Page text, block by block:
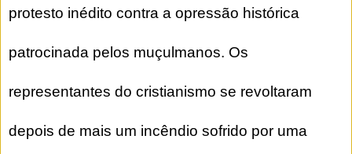
protesto inédito contra a opressão histórica
patrocinada pelos muçulmanos. Os
representantes do cristianismo se revoltaram
depois de mais um incêndio sofrido por uma